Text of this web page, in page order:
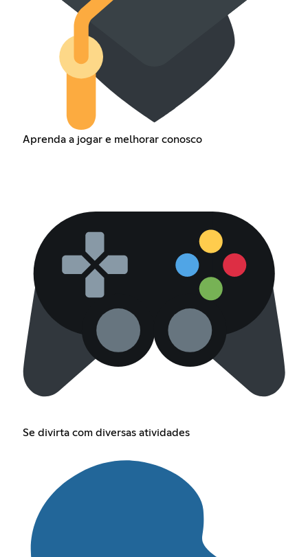
Aprenda a jogar e melhorar conosco
Se divirta com diversas atividades